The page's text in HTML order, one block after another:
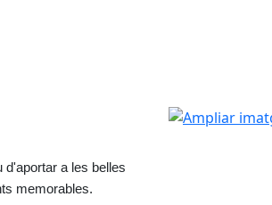
d'aportar a les belles
memorables.
Ampliar imatge